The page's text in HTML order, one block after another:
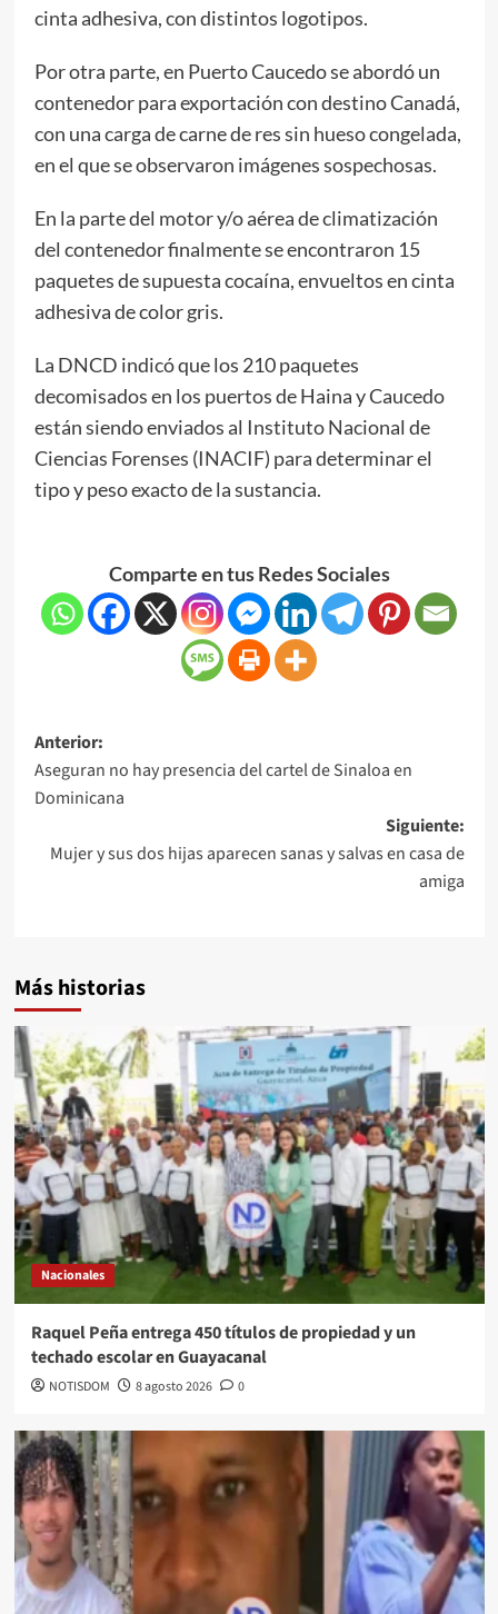
cinta adhesiva, con distintos logotipos.
Por otra parte, en Puerto Caucedo se abordó un
contenedor para exportación con destino Canadá,
con una carga de carne de res sin hueso congelada,
en el que se observaron imágenes sospechosas.
En la parte del motor y/o aérea de climatización
del contenedor finalmente se encontraron 15
paquetes de supuesta cocaína, envueltos en cinta
adhesiva de color gris.
La DNCD indicó que los 210 paquetes
decomisados en los puertos de Haina y Caucedo
están siendo enviados al Instituto Nacional de
Ciencias Forenses (INACIF) para determinar el
tipo y peso exacto de la sustancia.
Comparte en tus Redes Sociales
Anterior:
Aseguran no hay presencia del cartel de Sinaloa en
Dominicana
Siguiente:
Mujer y sus dos hijas aparecen sanas y salvas en casa de
amiga
Más historias
Nacionales
Raquel Peña entrega 450 títulos de propiedad y un
techado escolar en Guayacanal
NOTISDOM 8 agosto 2026 0